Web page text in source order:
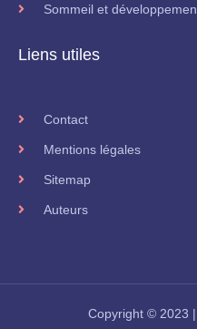
Sommeil et
Liens utiles
Contact
Mentions légales
Sitemap
Auteurs
Copyright © 2023